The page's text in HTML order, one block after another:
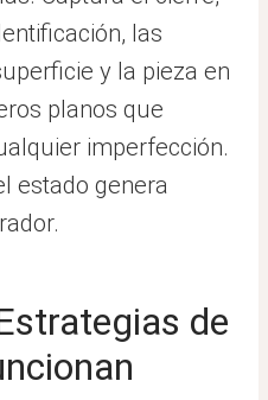
las
y la pieza en
planos que
imperfección.
estado genera
de